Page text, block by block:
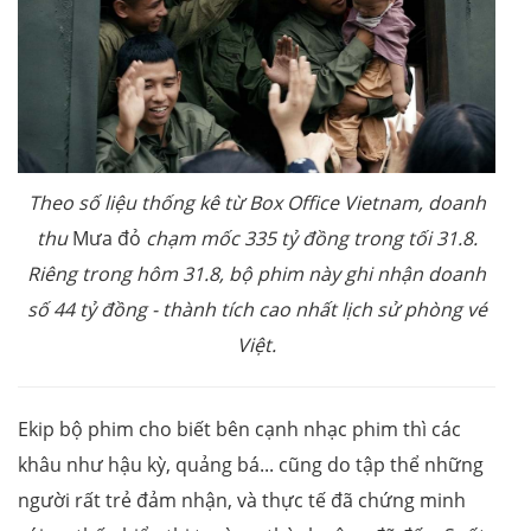
Theo số liệu thống kê từ Box Office Vietnam, doanh
thuMưa đỏ chạm mốc335 tỷ đồngtrong tối 31.8.
Riêng trong hôm 31.8, bộ phim này ghi nhận doanh
số44 tỷ đồng- thành tích cao nhất lịch sử phòng vé
Việt.
Ekip bộ phim cho biết bên cạnh nhạc phim thì các
khâu như hậu kỳ, quảng bá... cũng do tập thể những
người rất trẻ đảm nhận, và thực tế đã chứng minh